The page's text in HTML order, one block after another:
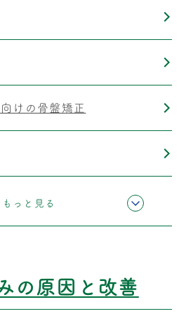
けの骨盤矯正
もっと見る
の原因と改善